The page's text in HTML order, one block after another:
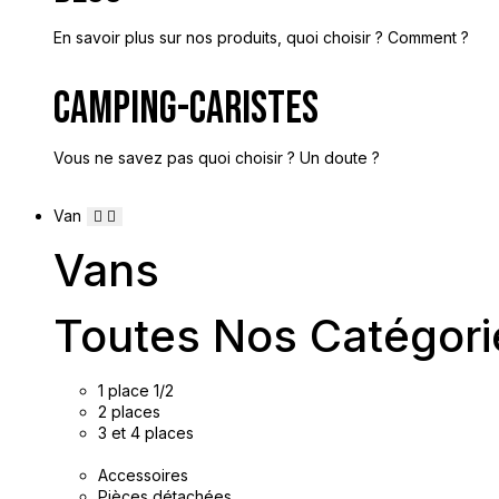
En savoir plus sur nos produits, quoi choisir ? Comment ?
Camping-Caristes
Vous ne savez pas quoi choisir ? Un doute ?
Van
Vans
Toutes Nos
1 place 1/2
2 places
3 et 4 places
Accessoires